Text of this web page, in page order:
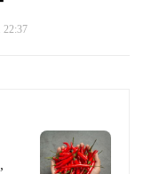
22:37